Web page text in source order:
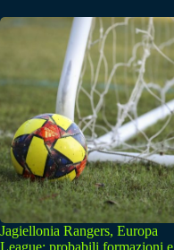
Jagiellonia Rangers, Europa